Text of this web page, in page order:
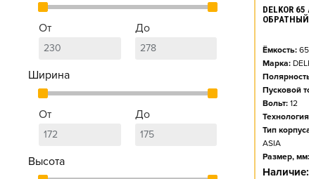
От До
Ширина
От До
Высота
DELKOR
ОБРАТНЫЙ
Ёмкость: 65
Марка:
Пусковой
Вольт: 12
Тип
ASIA
Размер, мм:
Наличие: